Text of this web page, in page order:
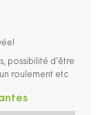
possibilité d’être
roulement etc